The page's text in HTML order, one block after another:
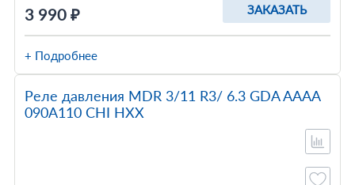
3 990 ₽ ЗАКАЗАТЬ
+ Подробнее
Реле давления MDR 3/11 R3/ 6.3 GDA AAAA
090A110 CHI HXX